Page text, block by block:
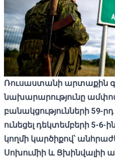
Ռուսաստանի արտաքին
նախարարությունը
բանակցությունների 59-
ունեցել դեկտեմբերի 5-6-
կողմի կարծիքով՝
Սոխումիի և Ցխինվալիի